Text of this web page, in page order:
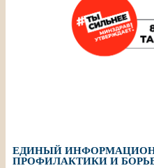
ЕДИНЫЙ
ПРОФИЛАКТИКИ И